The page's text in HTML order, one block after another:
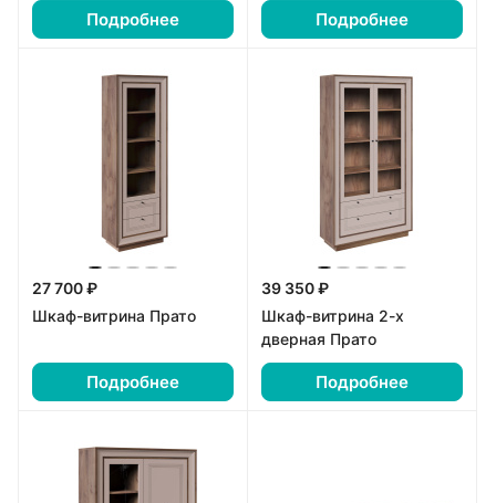
Подробнее Подробнее
27 700 ₽
Шкаф-витрина Прато
Подробнее
39 350 ₽
Шкаф-витрина 2-х
дверная Прато
Подробнее